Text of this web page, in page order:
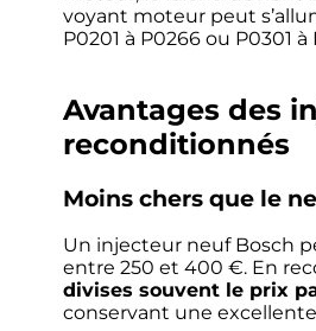
voyant moteur peut
P0201 à P0266 ou P0301 à
Avantages des
reconditionnés
Moins chers que le
Un injecteur neuf Bosch
entre 250 et 400 €. En
divises souvent le prix
conservant une